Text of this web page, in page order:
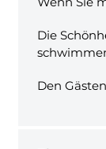
Die
Den